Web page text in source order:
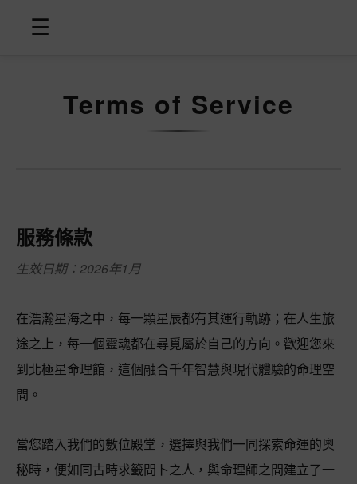
☰
Terms of Service
服務條款
生效日期：2026年1月
在浩瀚星海之中，每一顆星辰都有其運行軌跡；在人生旅
途之上，每一個靈魂都在尋覓屬於自己的方向。歡迎您來
到北極星命理館，這個融合千年智慧與現代體驗的命理空
間。
當您踏入我們的數位殿堂，選擇與我們一同探索命運的奧
秘時，便如同古時求籤問卜之人，與命理師之間建立了一